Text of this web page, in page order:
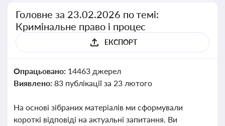
Головне за 23.02.2026 по темі:
Кримінальне право і процес
ЕКСПОРТ
Опрацьовано: 14463 джерел
Виявлено: 83 публікації за 23 лютого
На основі зібраних матеріалів ми сформували
короткі відповіді на актуальні запитання. Ви